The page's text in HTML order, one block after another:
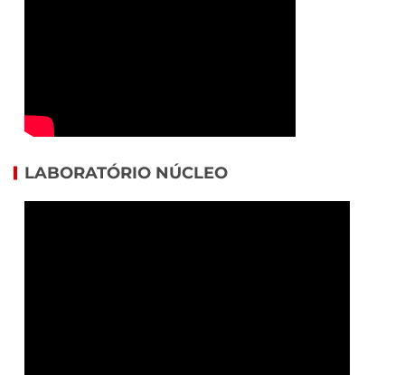
LABORATÓRIO NÚCLEO